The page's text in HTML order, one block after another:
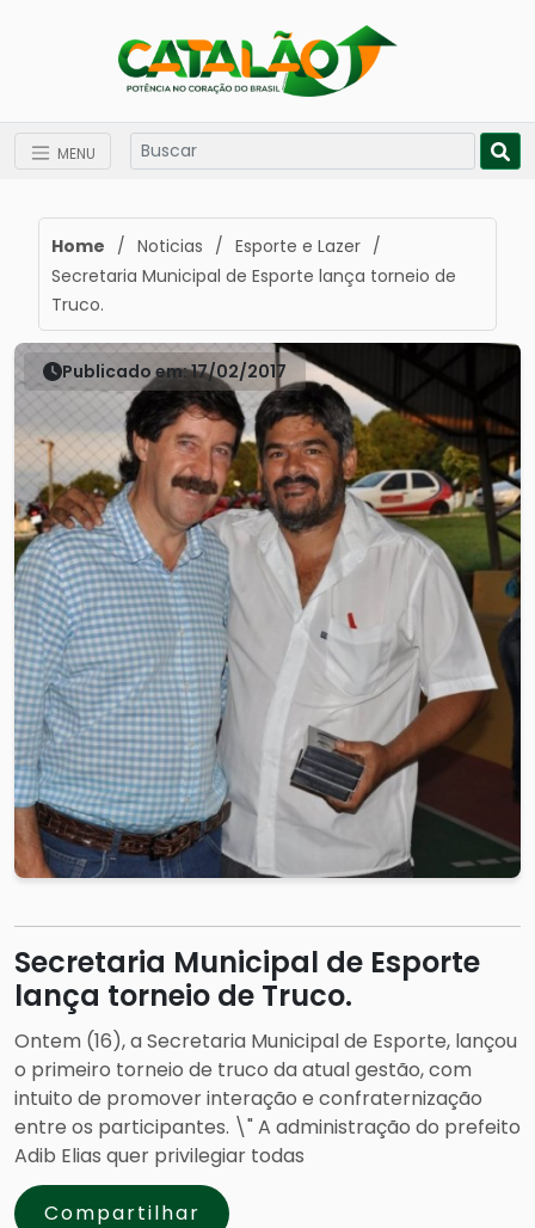
MENU
Home / Noticias / Esporte e Lazer /
Secretaria Municipal de Esporte lança torneio de
Truco.
Publicado em: 17/02/2017
Secretaria Municipal de Esporte
lança torneio de Truco.
Ontem (16), a Secretaria Municipal de Esporte, lançou
o primeiro torneio de truco da atual gestão, com
intuito de promover interação e confraternização
entre os participantes. \" A administração do prefeito
Adib Elias quer privilegiar todas
Compartilhar